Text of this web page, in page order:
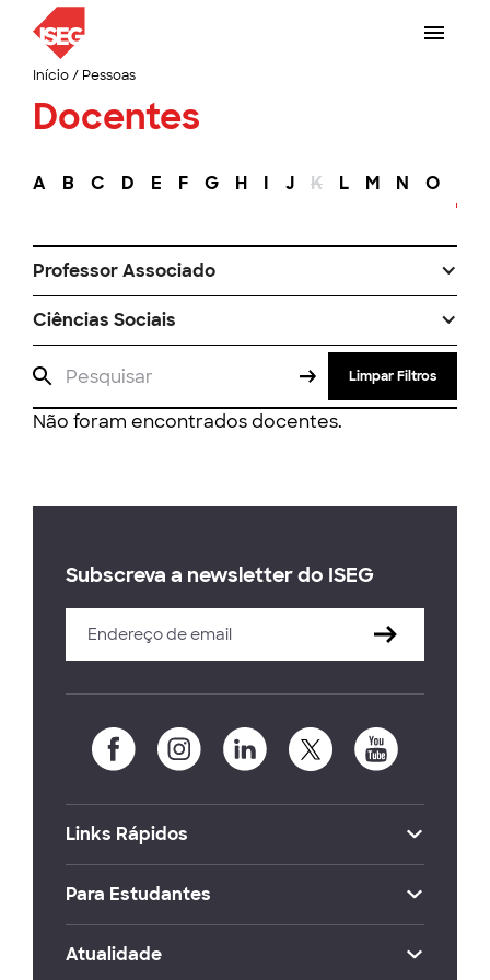
Início/ Pessoas
Docentes
A B C D E F G H I J K L M N O
Professor Associado
Ciências Sociais
Limpar Filtros
Não foram encontrados docentes.
Subscreva a newsletter do ISEG
Links Rápidos
Para Estudantes
Atualidade